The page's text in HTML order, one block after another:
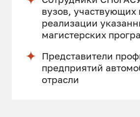
вузов, участвующих
реализации
магистерских
Представители
предприятий
отрасли